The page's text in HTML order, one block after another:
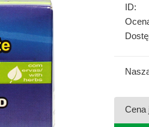
ID:
Cena